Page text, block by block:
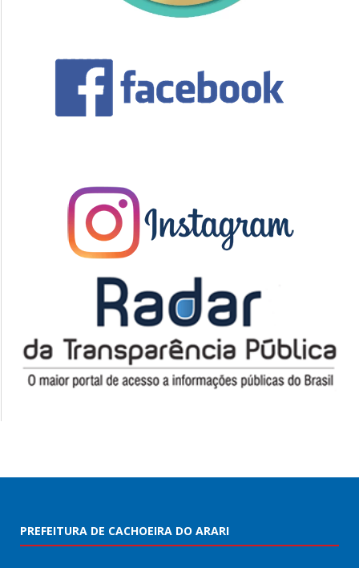
PREFEITURA DE CACHOEIRA DO ARARI